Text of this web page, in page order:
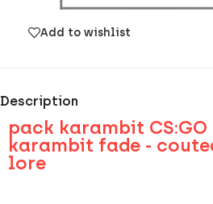
Add to wishlist
Description
pack karambit
karambit fade -
lore